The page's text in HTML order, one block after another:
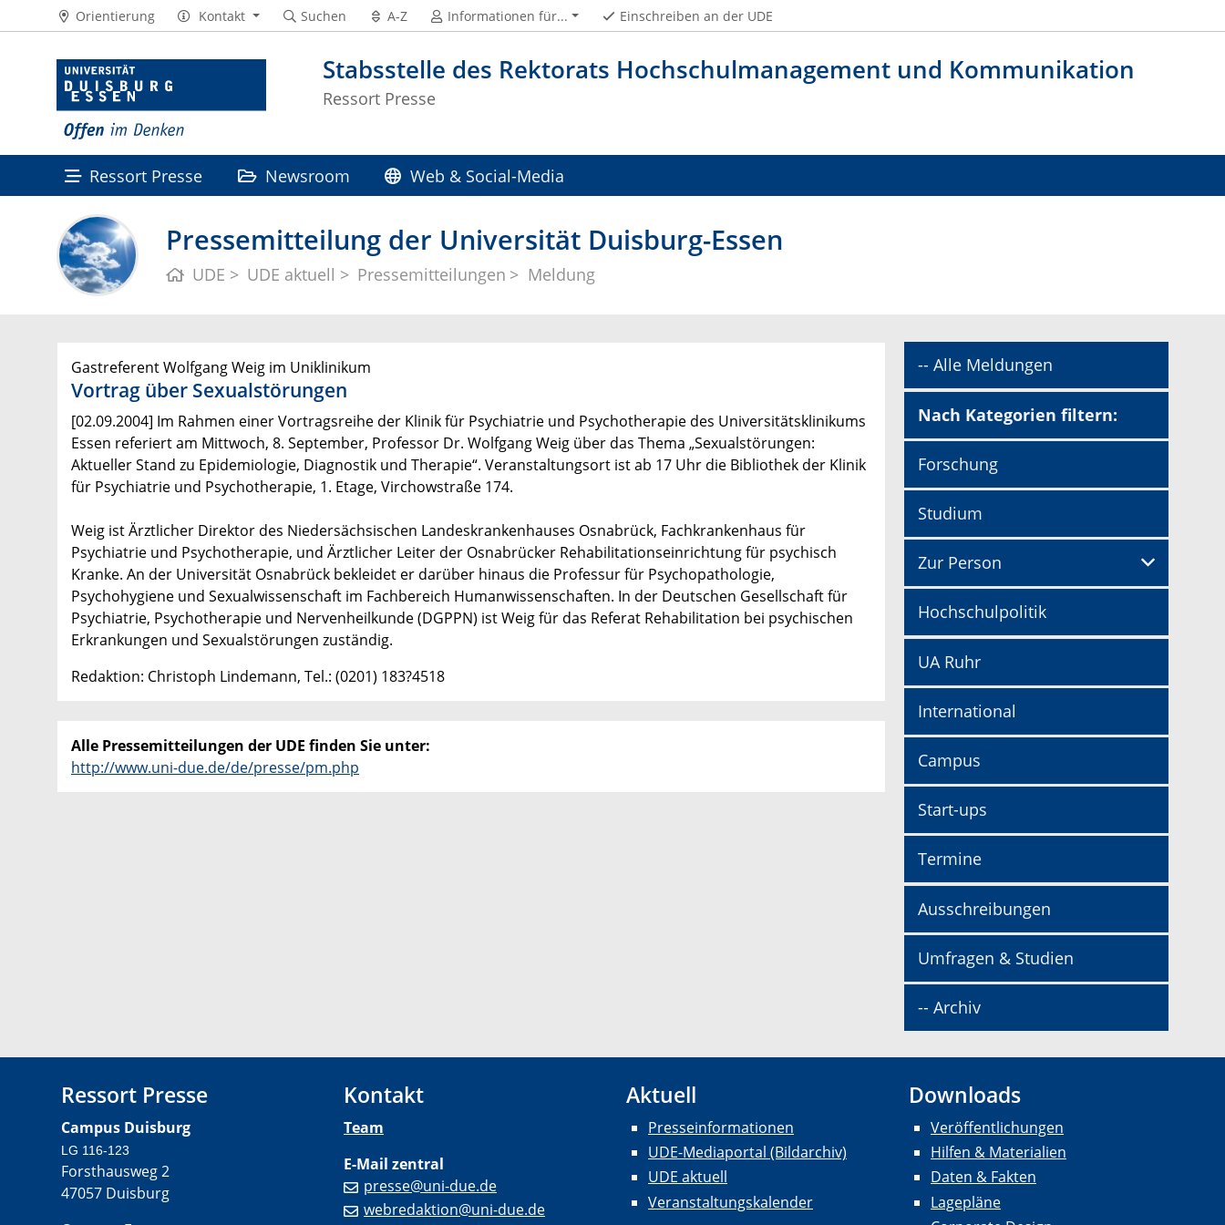
Stabsstelle des Rektorats Hochschulmanagement und Kommunikation
Ressort Presse
Orientierung Kontakt Suchen A-Z Informationen für... Einschreiben an der UDE
Ressort Presse Newsroom Web & Social-Media
Pressemitteilung der Universität Duisburg-Essen
UDE UDE aktuell Pressemitteilungen Meldung
Gastreferent Wolfgang Weig im Uniklinikum
Vortrag über Sexualstörungen
[02.09.2004] Im Rahmen einer Vortragsreihe der Klinik für Psychiatrie und Psychotherapie des Universitätsklinikums
Essen referiert am Mittwoch, 8. September, Professor Dr. Wolfgang Weig über das Thema „Sexualstörungen:
Aktueller Stand zu Epidemiologie, Diagnostik und Therapie“. Veranstaltungsort ist ab 17 Uhr die Bibliothek der Klinik
für Psychiatrie und Psychotherapie, 1. Etage, Virchowstraße 174.
Weig ist Ärztlicher Direktor des Niedersächsischen Landeskrankenhauses Osnabrück, Fachkrankenhaus für
Psychiatrie und Psychotherapie, und Ärztlicher Leiter der Osnabrücker Rehabilitationseinrichtung für psychisch
Kranke. An der Universität Osnabrück bekleidet er darüber hinaus die Professur für Psychopathologie,
Psychohygiene und Sexualwissenschaft im Fachbereich Humanwissenschaften. In der Deutschen Gesellschaft für
Psychiatrie, Psychotherapie und Nervenheilkunde (DGPPN) ist Weig für das Referat Rehabilitation bei psychischen
Erkrankungen und Sexualstörungen zuständig.
Redaktion: Christoph Lindemann, Tel.: (0201) 183?4518
Alle Pressemitteilungen der UDE finden Sie unter:
http://www.uni-due.de/de/presse/pm.php
-- Alle Meldungen
Nach Kategorien filtern:
Forschung
Studium
Zur Person
Hochschulpolitik
UA Ruhr
International
Campus
Start-ups
Termine
Ausschreibungen
Umfragen & Studien
-- Archiv
Ressort Presse
Campus Duisburg
LG 116-123
Forsthausweg 2
47057 Duisburg
Kontakt
Team
E-Mail zentral
presse@uni-due.de
webredaktion@uni-due.de
Aktuell
Presseinformationen
UDE-Mediaportal (Bildarchiv)
UDE aktuell
Veranstaltungskalender
Downloads
Veröffentlichungen
Hilfen & Materialien
Daten & Fakten
Lagepläne